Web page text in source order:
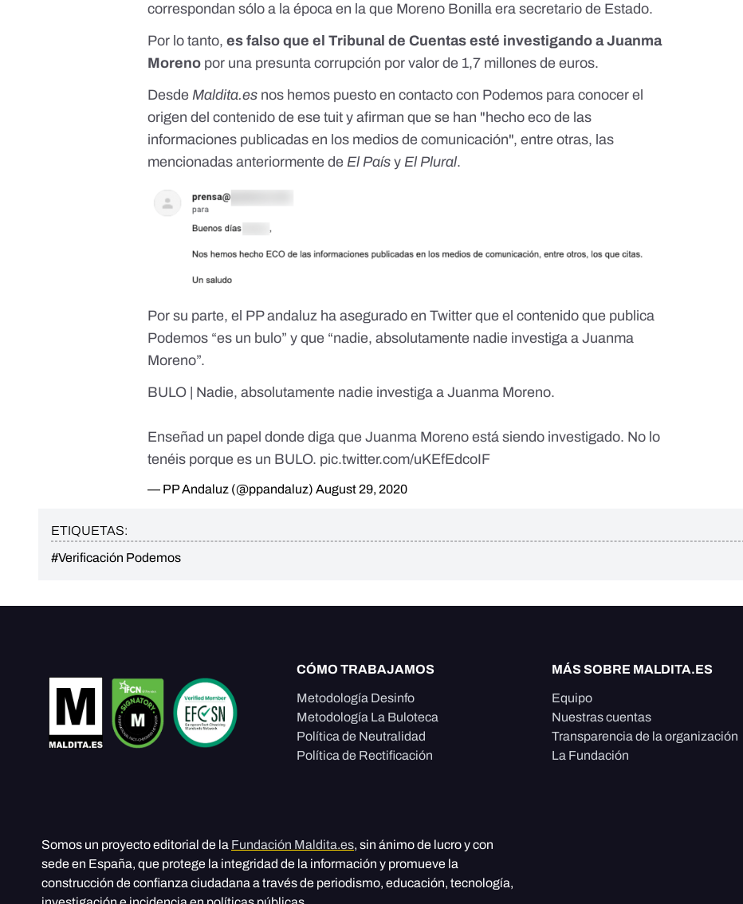
correspondan sólo a la época en la que Moreno Bonilla era secretario de Estado.
Por lo tanto,es falso que el Tribunal de Cuentas esté investigando a Juanma
Moreno por una presunta corrupción por valor de 1,7 millones de euros.
DesdeMaldita.es nos hemos puesto en contacto con Podemos para conocer el
origen del contenido de ese tuit y afirman que se han "hecho eco de las
informaciones publicadas en los medios de comunicación", entre otras, las
mencionadas anteriormente deEl País yEl Plural.
Por su parte, el PP andaluz ha asegurado en Twitter que el contenido que publica
Podemos “es un bulo” y que “nadie, absolutamente nadie investiga a Juanma
Moreno”.
BULO | Nadie, absolutamente nadie investiga a Juanma Moreno.
Enseñad un papel donde diga que Juanma Moreno está siendo investigado. No lo
tenéis porque es un BULO. pic.twitter.com/uKEfEdcoIF
— PP Andaluz (@ppandaluz)August 29, 2020
ETIQUETAS:
#Verificación Podemos
CÓMO TRABAJAMOS
Metodología Desinfo
Metodología La Buloteca
Política de Neutralidad
Política de Rectificación
MÁS SOBRE MALDITA.ES
Equipo
Nuestras cuentas
Transparencia de la organización
La Fundación
Somos un proyecto editorial de la Fundación Maldita.es, sin ánimo de lucro y con
sede en España, que protege la integridad de la información y promueve la
construcción de confianza ciudadana a través de periodismo, educación, tecnología,